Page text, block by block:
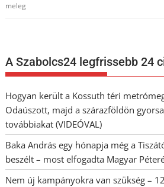
meleg
A Szabolcs24 legfrissebb 24
Hogyan került a Kossuth téri
Odaúszott, majd a szárazföldön
továbbiakat (VIDEÓVAL)
Baka András egy hónapja még a
beszélt – most elfogadta Magyar
Nem új kampányokra van szükség –